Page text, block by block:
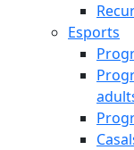
Esports